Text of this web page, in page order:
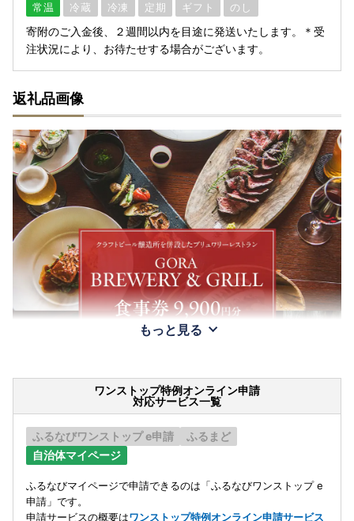
常温 冷蔵 冷凍 定期 ギフト のし
寄附のご入金後、２週間以内を目途に発送いたします。＊受
注状況により、お待たせする場合がございます。
返礼品画像
もっと見る
ワンストップ特例オンライン申請
対応サービス一覧
ふるなびワンストップ e申請
ふるまど
自治体マイページ
ふるなびマイページで申請できるのは「ふるなびワンストップ e
申請」です。
申請サービスの概要はワンストップ特例オンライン申請サービス